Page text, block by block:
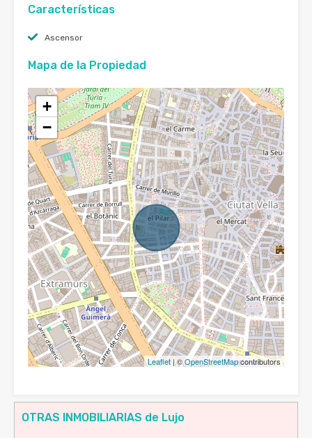
Características
Ascensor
Mapa de la Propiedad
+
−
Leaflet | ©OpenStreetMapcontributors
OTRAS INMOBILIARIAS de Lujo